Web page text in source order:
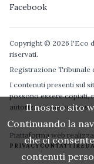
Facebook
Copyright © 2026 l'Eco
riservati.
Registrazione Tribunale
I contenuti presenti sul
possono essere copiati,
autorizzazione
Piattaforma web
PRIVACYCONTATTI
Il nostro sito
Continuando la
che ci
contenuti